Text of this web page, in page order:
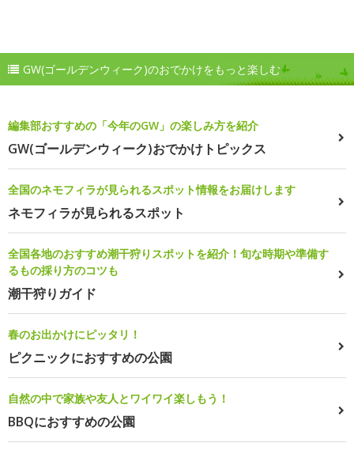
GW(ゴールデンウィーク)のおでかけをもっと楽しむ
編集部おすすめの「今年のGW」の楽しみ方を紹介
GW(ゴールデンウィーク)おでかけトピックス
全国のネモフィラが見られるスポット情報をお届けします
ネモフィラが見られるスポット
全国各地のおすすめ潮干狩りスポットを紹介！旬な時期や準備す
るもの採り方のコツも
潮干狩りガイド
春のお出かけにピッタリ！
ピクニックにおすすめの公園
自然の中で家族や友人とワイワイ楽しもう！
BBQにおすすめの公園